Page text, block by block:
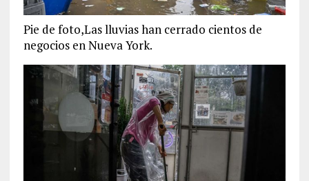
Pie de foto,Las lluvias han cerrado cientos de
negocios en Nueva York.